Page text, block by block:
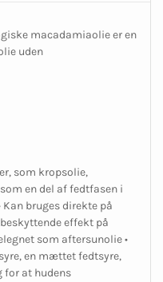
macadamiaolie er en
uden
som kropsolie,
en del af fedtfasen i
bruges direkte på
effekt på
som aftersunolie •
en mættet fedtsyre,
for at hudens